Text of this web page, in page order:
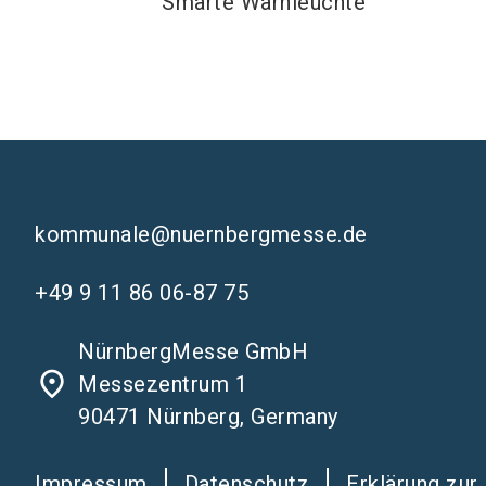
kommunale@nuernbergmesse.de
+49 9 11 86 06-87 75
place
NürnbergMesse GmbH
Messezentrum 1
90471 Nürnberg, Germany